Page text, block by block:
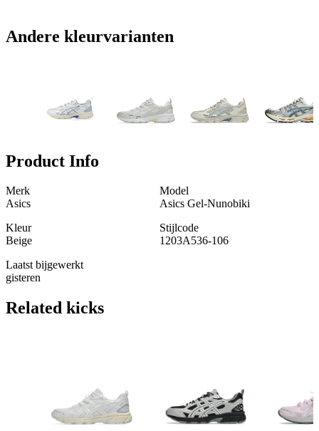
Andere kleurvarianten
Product Info
Merk
Asics
Model
Asics Gel-Nunobiki
Kleur
Beige
Stijlcode
1203A536-106
Laatst bijgewerkt
gisteren
Related kicks